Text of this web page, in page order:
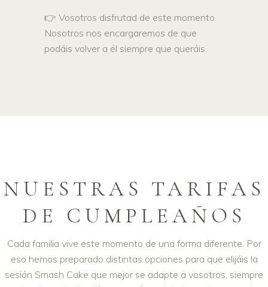
👉 Vosotros disfrutad de este momento.
Nosotros nos encargaremos de que
podáis volver a él siempre que queráis.
NUESTRAS TARIFAS
DE CUMPLEAÑOS
Cada familia vive este momento de una forma diferente. Por
eso hemos preparado distintas opciones para que elijáis la
sesión Smash Cake que mejor se adapte a vosotros, siempre